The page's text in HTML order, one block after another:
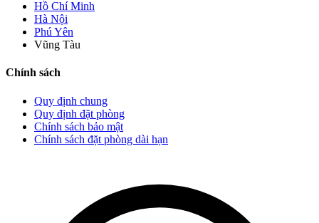
Hồ Chí Minh
Hà Nội
Phú Yên
Vũng Tàu
Chính sách
Quy định chung
Quy định đặt phòng
Chính sách bảo mật
Chính sách đặt phòng dài hạn